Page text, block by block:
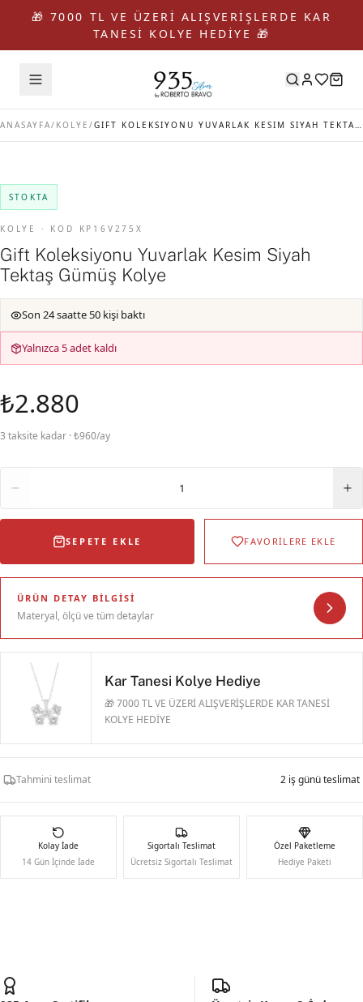
🎁 7000 TL VE ÜZERİ ALIŞVERİŞLERDE KAR
TANESİ KOLYE HEDİYE 🎁
ANASAYFA/ KOLYE / GIFT KOLEKSIYONU YUVARLAK KESIM SIYAH TEKTAŞ GÜMÜŞ KOLYE
STOKTA
KOLYE · KOD KP16V275X
Gift Koleksiyonu Yuvarlak Kesim Siyah
Tektaş Gümüş Kolye
Son 24 saatte 50 kişi baktı
Yalnızca 5 adet kaldı
₺2.880
3 taksite kadar · ₺960/ay
1
SEPETE EKLE FAVORİLERE EKLE
ÜRÜN DETAY BILGISI
Materyal, ölçü ve tüm detaylar
Kar Tanesi Kolye Hediye
🎁 7000 TL VE ÜZERİ ALIŞVERİŞLERDE KAR TANESİ
KOLYE HEDİYE
Tahmini teslimat 2 iş günü teslimat
Kolay İade
14 Gün İçinde İade
Sigortalı Teslimat
Ücretsiz Sigortalı Teslimat
Özel Paketleme
Hediye Paketi